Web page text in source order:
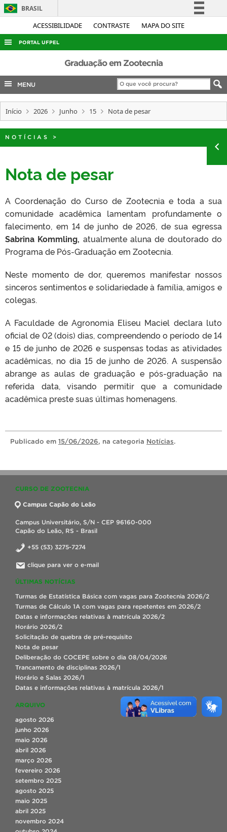
ACESSIBILIDADE CONTRASTE MAPA DO SITE
BRASIL
Simplifique!
Legislação
Canais
PORTAL UFPEL
ACESSO À INFORMAÇÃO
AUDITORIA
COBALTO
CONCURSOS
EDITAIS
INTERNACIONAL
PORTARIAS
TELEFONES
Graduação em Zootecnia
MENU
Início 2026 Junho 15 Nota de pesar
NOTÍCIAS >
Nota de pesar
A Coordenação do Curso de Zootecnia e toda a sua
comunidade acadêmica lamentam profundamente o
falecimento, em 14 de junho de 2026, de sua egressa
Sabrina Kommling, atualmente aluna de doutorado do
Programa de Pós-Graduação em Zootecnia.
Neste momento de dor, queremos manifestar nossos
sinceros sentimentos e solidariedade à família, amigos e
colegas.
A Faculdade de Agronomia Eliseu Maciel declara luto
oficial de 02 (dois) dias, compreendendo o período de 14
e 15 de junho de 2026 e suspensas todas as atividades
acadêmicas, no dia 15 de junho de 2026. A suspensão
abrange as aulas de graduação e pós-graduação na
referida data, visando permitir que a comunidade
acadêmica preste suas últimas homenagens.
Publicado em 15/06/2026, na categoria Notícias.
CURSO DE ZOOTECNIA
Campus Capão do Leão
Campus Universitário, S/N - CEP 96160-000
Capão do Leão, RS - Brasil
+55 (53) 3275-7274
clique para ver o e-mail
ÚLTIMAS NOTÍCIAS
Turmas de Estatística Básica com vagas para Zootecnia 2026/2
Turmas de Cálculo 1A com vagas para repetentes em 2026/2
Datas e informações relativas à matrícula 2026/2
Horário 2026/2
Solicitação de quebra de pré-requisito
Nota de pesar
Deliberação do COCEPE sobre o dia 08/04/2026
Trancamento de disciplinas 2026/1
Horário e Salas 2026/1
Datas e informações relativas à matrícula 2026/1
ARQUIVO
agosto 2026
junho 2026
maio 2026
abril 2026
março 2026
fevereiro 2026
setembro 2025
agosto 2025
maio 2025
abril 2025
novembro 2024